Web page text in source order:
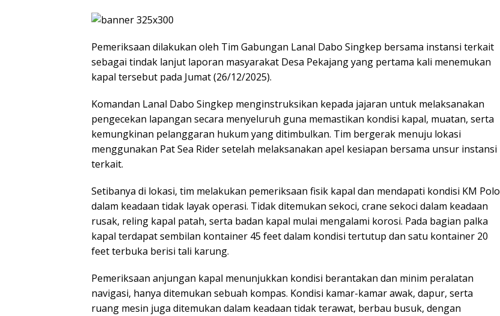
Pemeriksaan dilakukan oleh Tim Gabungan Lanal Dabo Singkep bersama instansi terkait
sebagai tindak lanjut laporan masyarakat Desa Pekajang yang pertama kali menemukan
kapal tersebut pada Jumat (26/12/2025).
Komandan Lanal Dabo Singkep menginstruksikan kepada jajaran untuk melaksanakan
pengecekan lapangan secara menyeluruh guna memastikan kondisi kapal, muatan, serta
kemungkinan pelanggaran hukum yang ditimbulkan. Tim bergerak menuju lokasi
menggunakan Pat Sea Rider setelah melaksanakan apel kesiapan bersama unsur instansi
terkait.
Setibanya di lokasi, tim melakukan pemeriksaan fisik kapal dan mendapati kondisi KM Polo
dalam keadaan tidak layak operasi. Tidak ditemukan sekoci, crane sekoci dalam keadaan
rusak, reling kapal patah, serta badan kapal mulai mengalami korosi. Pada bagian palka
kapal terdapat sembilan kontainer 45 feet dalam kondisi tertutup dan satu kontainer 20
feet terbuka berisi tali karung.
Pemeriksaan anjungan kapal menunjukkan kondisi berantakan dan minim peralatan
navigasi, hanya ditemukan sebuah kompas. Kondisi kamar-kamar awak, dapur, serta
ruang mesin juga ditemukan dalam keadaan tidak terawat, berbau busuk, dengan